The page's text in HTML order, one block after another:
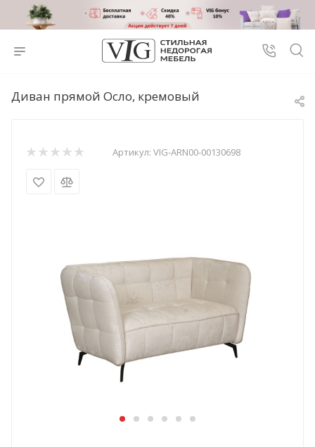
Диван прямой Осло, кремовый
Артикул: VIG-ARN00-00130698